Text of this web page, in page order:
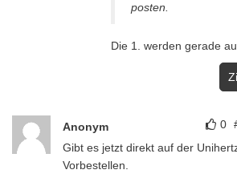
posten.
Die 1. werden gerade
0
Anonym
Gibt es jetzt direkt auf der
Vorbestellen.